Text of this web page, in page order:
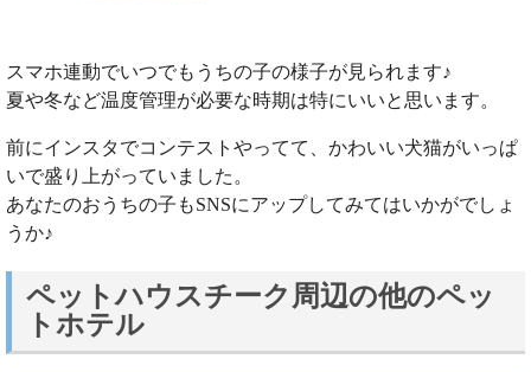
スマホ連動でいつでもうちの子の様子が見られます♪
夏や冬など温度管理が必要な時期は特にいいと思います。
前にインスタでコンテストやってて、かわいい犬猫がいっぱ
いで盛り上がっていました。
あなたのおうちの子もSNSにアップしてみてはいかがでしょ
うか♪
ペットハウスチーク周辺の他のペッ
トホテル